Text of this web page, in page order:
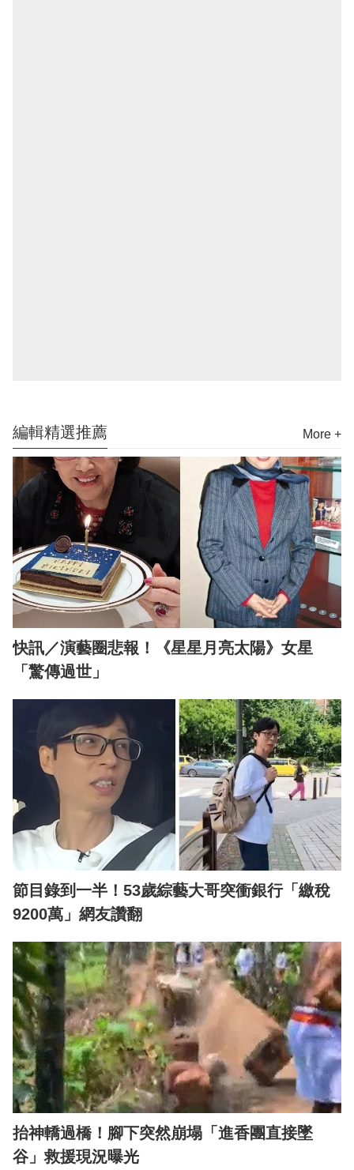
編輯精選推薦 More +
快訊／演藝圈悲報！《星星月亮太陽》女星
「驚傳過世」
節目錄到一半！53歲綜藝大哥突衝銀行「繳稅
9200萬」網友讚翻
抬神轎過橋！腳下突然崩塌「進香團直接墜
谷」救援現況曝光